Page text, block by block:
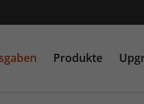
Produkte